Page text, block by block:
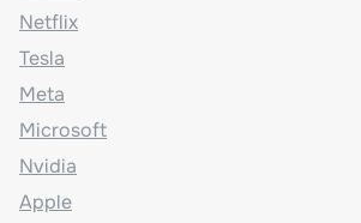
Netflix
Tesla
Meta
Microsoft
Nvidia
Apple